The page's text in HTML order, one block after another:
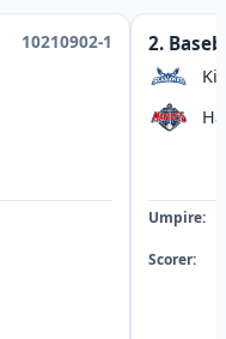
10210902-1
2.
Umpire:
Scorer: